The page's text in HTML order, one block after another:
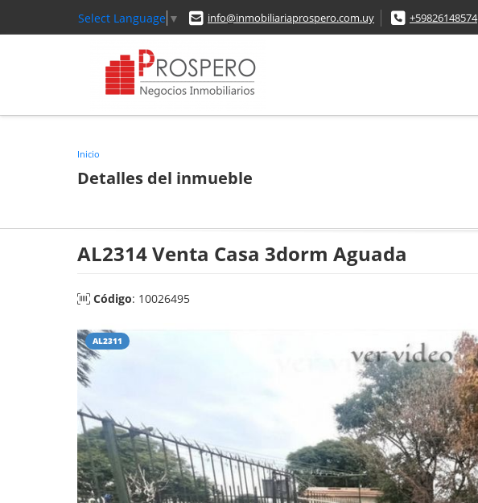
Select Language ▼ info@inmobiliariaprospero.com.uy +59826148574
Inicio
Detalles del inmueble
AL2314 Venta Casa 3dorm Aguada
Código: 10026495
AL2311